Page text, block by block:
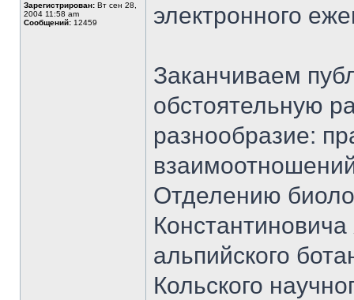
Зарегистрирован: Вт сен 28,
2004 11:58 am
Сообщений: 12459
электронного
Заканчиваем
обстоятельную
разнообразие:
Отделению
альпийского
Кольского